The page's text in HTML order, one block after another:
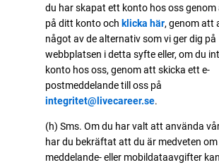
du har skapat ett konto hos oss
på ditt konto och klicka här, genom att
något av de alternativ som vi ger dig på
webbplatsen i detta syfte eller, om du
konto hos oss, genom att skicka ett e-
postmeddelande till oss på
integritet@livecareer.se.
(h) Sms. Om du har valt att använda
har du bekräftat att du är medveten
meddelande- eller mobildataavgifter